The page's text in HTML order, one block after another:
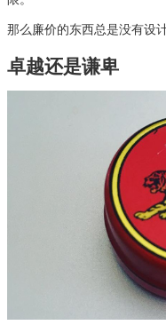
那么廉价的东西总是没有设
卓越还是谦卑